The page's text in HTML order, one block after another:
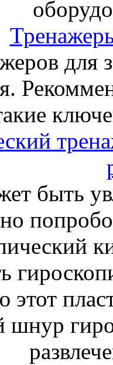
для
быть
этот
шнур